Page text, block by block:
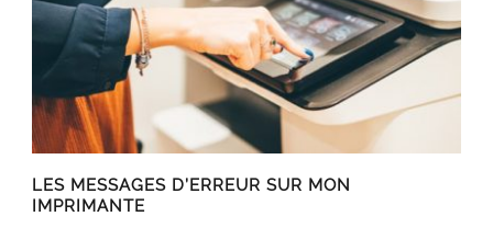
LES MESSAGES D’ERREUR SUR MON
IMPRIMANTE